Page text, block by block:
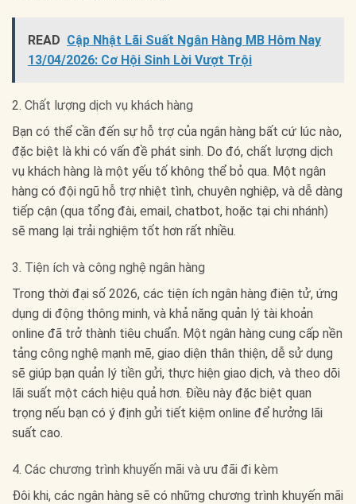
READ Cập Nhật Lãi Suất Ngân Hàng MB Hôm Nay
13/04/2026: Cơ Hội Sinh Lời Vượt Trội
2. Chất lượng dịch vụ khách hàng
Bạn có thể cần đến sự hỗ trợ của ngân hàng bất cứ lúc nào,
đặc biệt là khi có vấn đề phát sinh. Do đó, chất lượng dịch
vụ khách hàng là một yếu tố không thể bỏ qua. Một ngân
hàng có đội ngũ hỗ trợ nhiệt tình, chuyên nghiệp, và dễ dàng
tiếp cận (qua tổng đài, email, chatbot, hoặc tại chi nhánh)
sẽ mang lại trải nghiệm tốt hơn rất nhiều.
3. Tiện ích và công nghệ ngân hàng
Trong thời đại số 2026, các tiện ích ngân hàng điện tử, ứng
dụng di động thông minh, và khả năng quản lý tài khoản
online đã trở thành tiêu chuẩn. Một ngân hàng cung cấp nền
tảng công nghệ mạnh mẽ, giao diện thân thiện, dễ sử dụng
sẽ giúp bạn quản lý tiền gửi, thực hiện giao dịch, và theo dõi
lãi suất một cách hiệu quả hơn. Điều này đặc biệt quan
trọng nếu bạn có ý định gửi tiết kiệm online để hưởng lãi
suất cao.
4. Các chương trình khuyến mãi và ưu đãi đi kèm
Đôi khi, các ngân hàng sẽ có những chương trình khuyến mãi